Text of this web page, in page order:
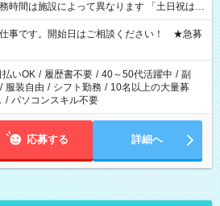
は施設によって異なります 「土日祝は休
り稼ぎたい」 「もう少し遅い時間から始めた
たお仕事をご案内いたします。 ※未経験
ヶ月間は日中での仕事を経験いただき、 お
ります。 ★家庭の都合でお休みが
くご相談ください。
事です。開始日はご相談ください！ ★急募
払いOK / 履歴書不要 / 40～50代活躍中 / 副
/ 服装自由 / シフト勤務 / 10名以上の大量募
/ パソコンスキル不要
応募する 詳細へ